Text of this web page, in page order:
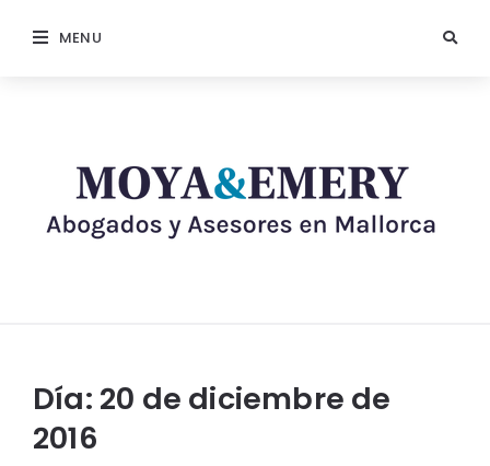
MENU
Día: 20 de diciembre de
2016